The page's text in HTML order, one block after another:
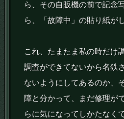
ら、その自販機の前で記念
ら、「故障中」の貼り紙が
これ、たまたま私の時だけ
調査ができてないから名鉄
ないようにしてあるのか、
障と分かって、まだ修理が
らに気になってしかたなく